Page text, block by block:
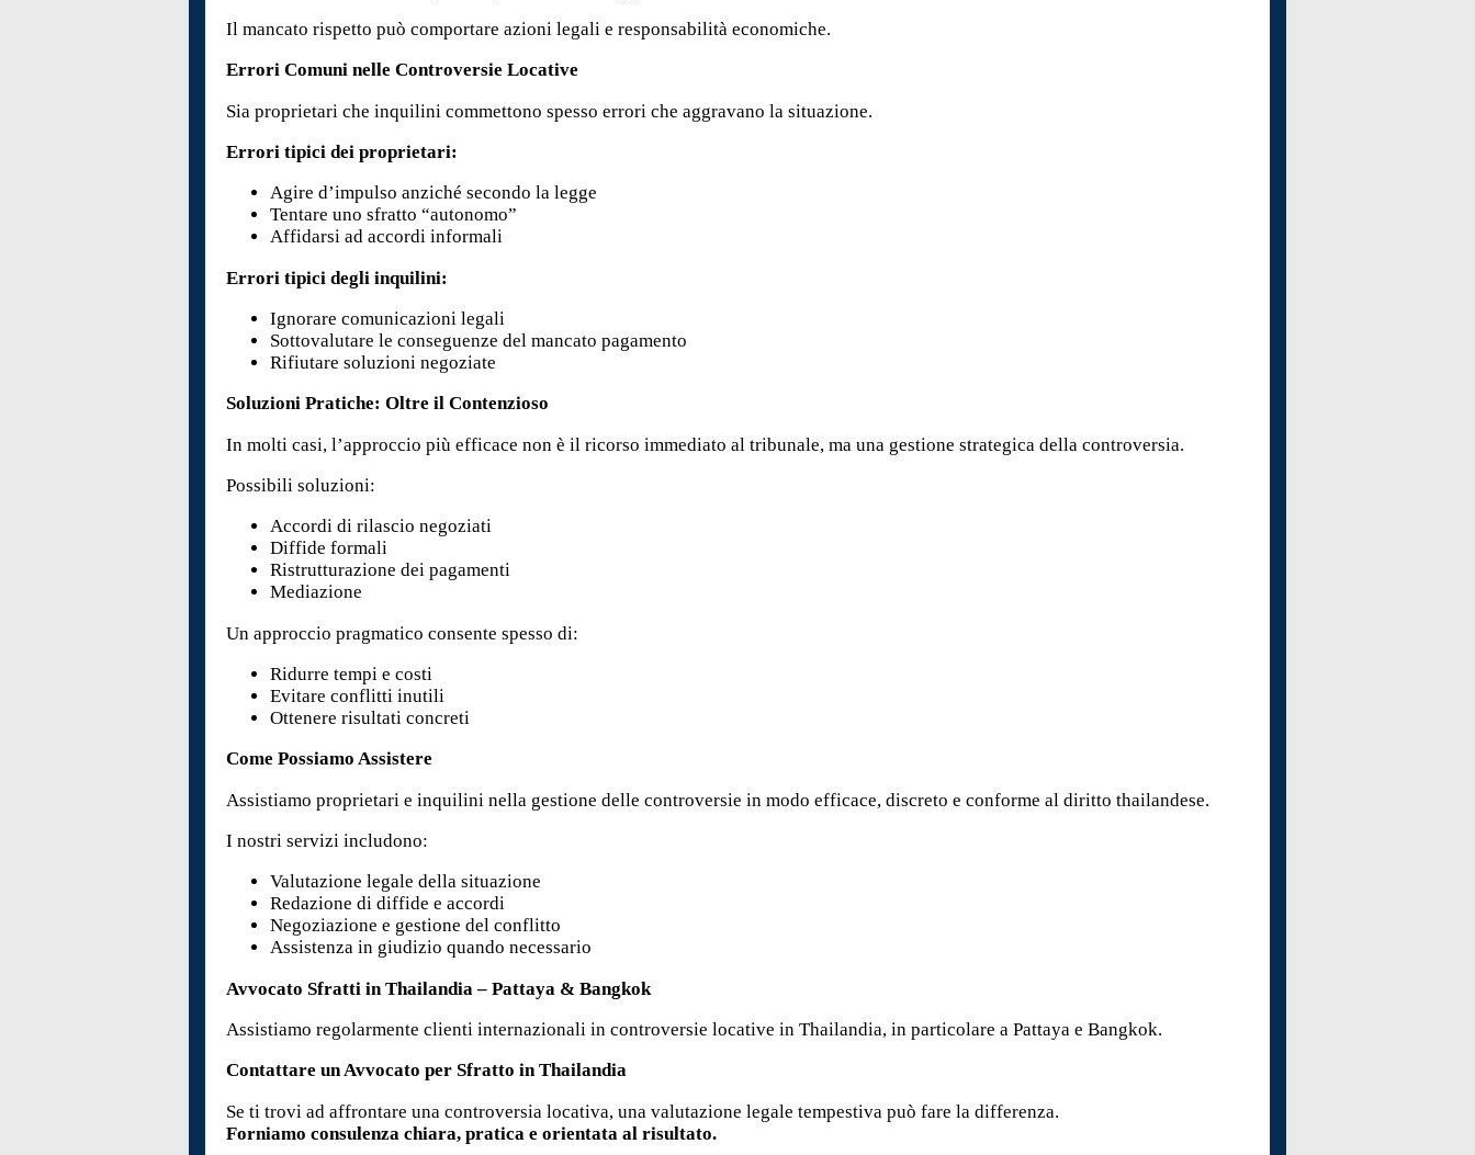
Il mancato rispetto può comportare azioni legali e responsabilità economiche.
Errori Comuni nelle Controversie Locative
Sia proprietari che inquilini commettono spesso errori che aggravano la situazione.
Errori tipici dei proprietari:
Agire d’impulso anziché secondo la legge
Tentare uno sfratto “autonomo”
Affidarsi ad accordi informali
Errori tipici degli inquilini:
Ignorare comunicazioni legali
Sottovalutare le conseguenze del mancato pagamento
Rifiutare soluzioni negoziate
Soluzioni Pratiche: Oltre il Contenzioso
In molti casi, l’approccio più efficace non è il ricorso immediato al tribunale, ma una gestione strategica della controversia.
Possibili soluzioni:
Accordi di rilascio negoziati
Diffide formali
Ristrutturazione dei pagamenti
Mediazione
Un approccio pragmatico consente spesso di:
Ridurre tempi e costi
Evitare conflitti inutili
Ottenere risultati concreti
Come Possiamo Assistere
Assistiamo proprietari e inquilini nella gestione delle controversie in modo efficace, discreto e conforme al diritto thailandese.
I nostri servizi includono:
Valutazione legale della situazione
Redazione di diffide e accordi
Negoziazione e gestione del conflitto
Assistenza in giudizio quando necessario
Avvocato Sfratti in Thailandia – Pattaya & Bangkok
Assistiamo regolarmente clienti internazionali in controversie locative in Thailandia, in particolare a Pattaya e Bangkok.
Contattare un Avvocato per Sfratto in Thailandia
Se ti trovi ad affrontare una controversia locativa, una valutazione legale tempestiva può fare la differenza.
Forniamo consulenza chiara, pratica e orientata al risultato.